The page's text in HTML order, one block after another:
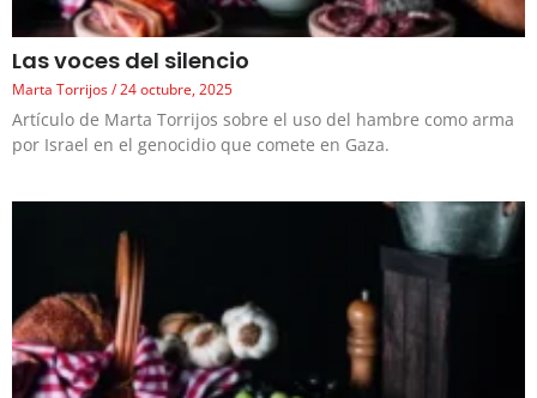
Las voces del silencio
Marta Torrijos 24 octubre, 2025
Artículo de Marta Torrijos sobre el uso del hambre como arma
por Israel en el genocidio que comete en Gaza.